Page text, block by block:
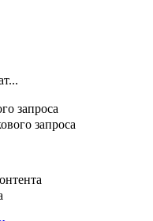
запроса
запроса